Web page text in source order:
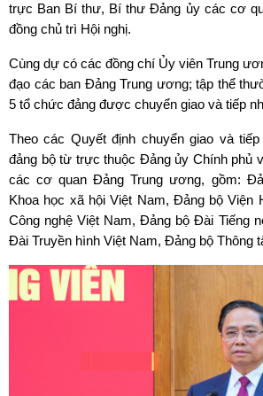
trực Ban Bí thư, Bí thư Đảng ủy các cơ
đồng chủ trì Hội nghị.
Cùng dự có các đồng chí Ủy viên Trung
đạo các ban Đảng Trung ương; tập thể
5 tổ chức đảng được chuyển giao và tiếp
Theo các Quyết định chuyển giao và
đảng bộ từ trực thuộc Đảng ủy Chính phủ
các cơ quan Đảng Trung ương, gồm:
Khoa học xã hội Việt Nam, Đảng bộ Viện
Công nghệ Việt Nam, Đảng bộ Đài Tiếng
Đài Truyền hình Việt Nam, Đảng bộ Thông